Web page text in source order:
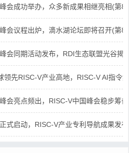
会成功举办，众多新成果相继亮相(第
会议程出炉，滴水湖论坛即将召开(第
会同期活动发布，RDI生态联盟光谷揭
领先RISC-V产业高地，RISC-V AI指令
会亮点频出，RISC-V中国峰会稳步筹
式启动，RISC-V产业专利导航成果发